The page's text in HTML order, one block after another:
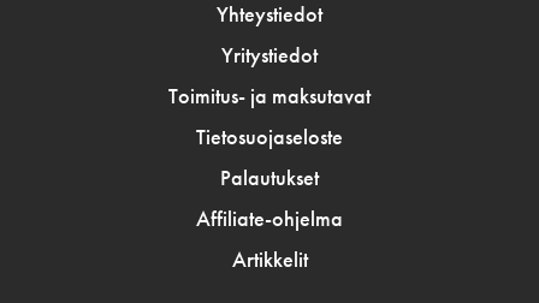
Yhteystiedot
Yritystiedot
Toimitus- ja maksutavat
Tietosuojaseloste
Palautukset
Affiliate-ohjelma
Artikkelit